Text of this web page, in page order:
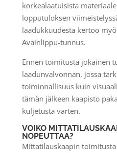
korkealaatuisista
lopputuloksen
laadukkuudesta kertoo
Avainlippu-tunnus.
Ennen toimitusta jokainen
laadunvalvonnan, jossa
toiminnallisuus kuin
tämän jälkeen kaapisto
kuljetusta varten.
VOIKO
NOPEUTTAA?
Mittatilauskaapin